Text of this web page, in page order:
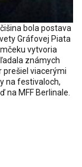
bola postava
Gráfovej Piata
vytvoria
známych
prešiel viacerými
na festivaloch,
MFF Berlinale.